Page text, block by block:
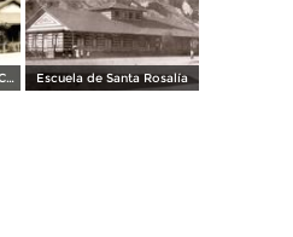
Escuela Particular de la Cia. El Boleo Escuela de Santa Rosalía